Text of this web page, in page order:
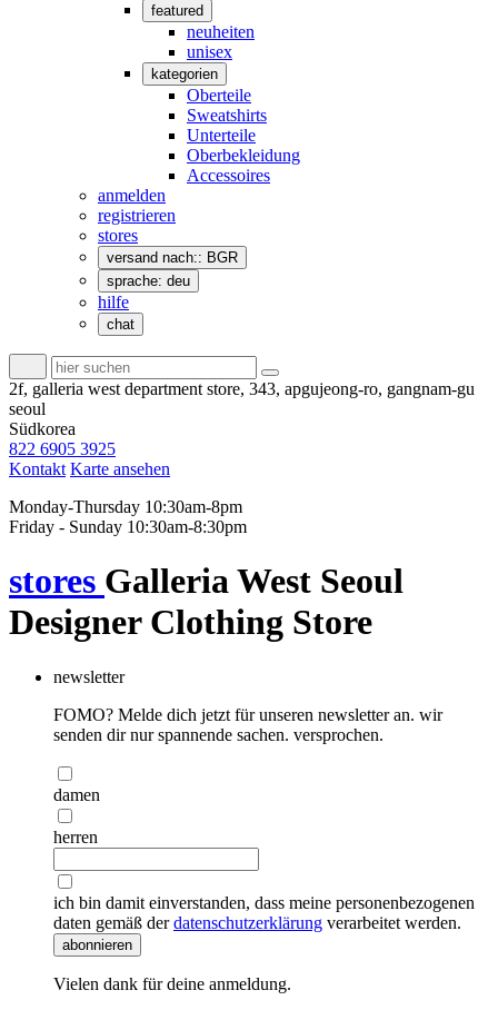
featured
neuheiten
unisex
kategorien
Oberteile
Sweatshirts
Unterteile
Oberbekleidung
Accessoires
anmelden
registrieren
stores
versand nach:: BGR
sprache: deu
hilfe
chat
2f, galleria west department store, 343, apgujeong-ro, gangnam-gu
seoul
Südkorea
822 6905 3925
Kontakt Karte ansehen
Monday-Thursday 10:30am-8pm
Friday - Sunday 10:30am-8:30pm
stores Galleria West Seoul
Designer Clothing Store
newsletter
FOMO? Melde dich jetzt für unseren newsletter an. wir
senden dir nur spannende sachen. versprochen.
damen
herren
ich bin damit einverstanden, dass meine personenbezogenen
daten gemäß derdatenschutzerklärung verarbeitet werden.
abonnieren
Vielen dank für deine anmeldung.